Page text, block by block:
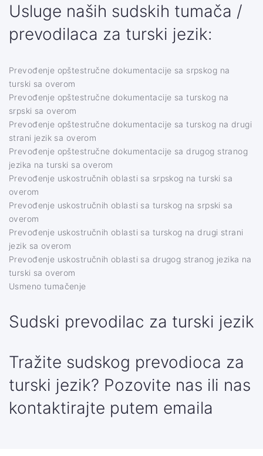
Usluge naših sudskih tumača /
prevodilaca za turski jezik:
Prevođenje opštestručne dokumentacije sa srpskog na
turski sa overom
Prevođenje opštestručne dokumentacije sa turskog na
srpski sa overom
Prevođenje opštestručne dokumentacije sa turskog na drugi
strani jezik sa overom
Prevođenje opštestručne dokumentacije sa drugog stranog
jezika na turski sa overom
Prevođenje uskostručnih oblasti sa srpskog na turski sa
overom
Prevođenje uskostručnih oblasti sa turskog na srpski sa
overom
Prevođenje uskostručnih oblasti sa turskog na drugi strani
jezik sa overom
Prevođenje uskostručnih oblasti sa drugog stranog jezika na
turski sa overom
Usmeno tumačenje
Sudski prevodilac za turski jezik
Tražite sudskog prevodioca za
turski jezik? Pozovite nas ili nas
kontaktirajte putem emaila